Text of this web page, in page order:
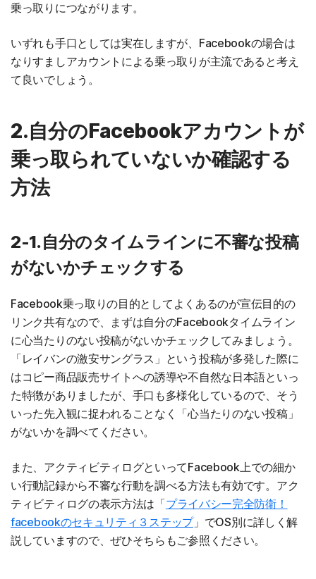
乗っ取りにつながります。
いずれも手口としては実在しますが、Facebookの場合は
なりすましアカウントによる乗っ取りが主流であると考え
て良いでしょう。
2.自分のFacebookアカウントが
乗っ取られていないか確認する
方法
2-1.自分のタイムラインに不審な投稿
がないかチェックする
Facebook乗っ取りの目的としてよくあるのが宣伝目的の
リンク共有なので、まずは自分のFacebookタイムライン
に心当たりのない投稿がないかチェックしてみましょう。
「レイバンの激安サングラス」という投稿が多発した際に
はコピー商品販売サイトへの誘導や不自然な日本語といっ
た特徴がありましたが、手口も多様化しているので、そう
いった先入観に捉われることなく「心当たりのない投稿」
がないかを調べてください。
また、アクティビティログといってFacebook上での細か
い行動記録から不審な行動を調べる方法も有効です。アク
ティビティログの表示方法は「プライバシー完全防衛！
facebookのセキュリティ３ステップ」でOS別に詳しく解
説していますので、ぜひそちらもご参照ください。